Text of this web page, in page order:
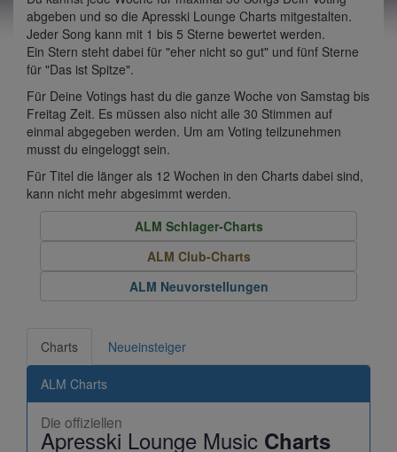
abgeben und so die Apresski Lounge Charts mitgestalten.
Jeder Song kann mit 1 bis 5 Sterne bewertet werden.
Ein Stern steht dabei für "eher nicht so gut" und fünf Sterne
für "Das ist Spitze".
Für Deine Votings hast du die ganze Woche von Samstag bis
Freitag Zeit. Es müssen also nicht alle 30 Stimmen auf
einmal abgegeben werden. Um am Voting teilzunehmen
musst du eingeloggt sein.
Für Titel die länger als 12 Wochen in den Charts dabei sind,
kann nicht mehr abgesimmt werden.
ALM Schlager-Charts
ALM Club-Charts
ALM Neuvorstellungen
Charts Neueinsteiger
ALM Charts
Die offiziellen
Apresski Lounge Music Charts